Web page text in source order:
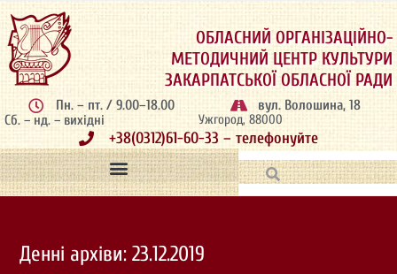
ОБЛАСНИЙ ОРГАНІЗАЦІЙНО-
МЕТОДИЧНИЙ ЦЕНТР КУЛЬТУРИ
ЗАКАРПАТСЬКОЇ ОБЛАСНОЇ РАДИ
Пн. – пт. / 9.00–18.00
Сб. – нд. – вихідні
вул. Волошина, 18
Ужгород, 88000
+38(0312)61-60-33 – телефонуйте
Денні архіви: 23.12.2019